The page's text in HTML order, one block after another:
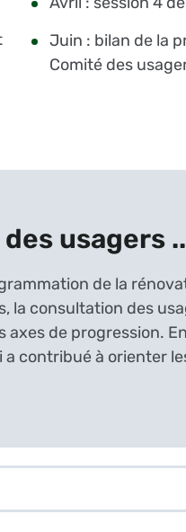
Juin : bilan de la
Comité des
usagers
de la
la consultation des
de progression.
contribué à orienter